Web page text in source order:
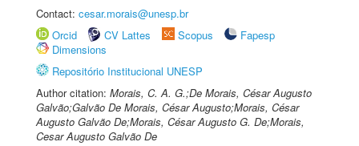
Contact: cesar.morais@unesp.br
Orcid
CV Lattes Scopus
Fapesp
Dimensions
Repositório Institucional UNESP
Author citation: Morais, C. A. G.;De Morais, César Augusto
Galvão;Galvão De Morais, César Augusto;Morais, César
Augusto Galvão De;Morais, César Augusto G. De;Morais,
Cesar Augusto Galvão De